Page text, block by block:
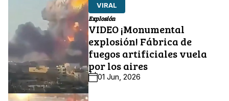
VIRAL
Explosión
VIDEO ¡Monumental
explosión! Fábrica de
fuegos artificiales vuela
por los aires
01 Jun, 2026